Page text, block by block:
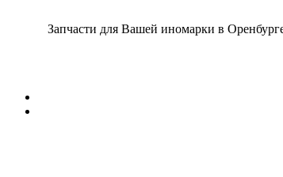
Запчасти для Вашей иномарки в